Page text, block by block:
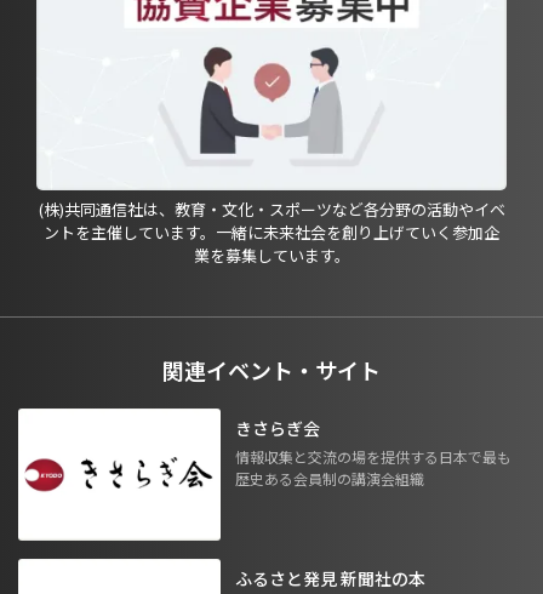
(株)共同通信社は、教育・文化・スポーツなど各分野の活動やイベ
ントを主催しています。一緒に未来社会を創り上げていく参加企
業を募集しています。
関連イベント・サイト
きさらぎ会
情報収集と交流の場を提供する日本で最も
歴史ある会員制の講演会組織
ふるさと発見 新聞社の本